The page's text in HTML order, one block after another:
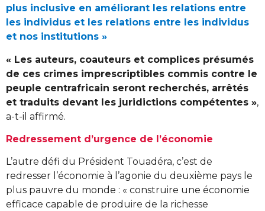
plus inclusive en améliorant les relations entre
les individus et les relations entre les individus
et nos institutions »
« Les auteurs, coauteurs et complices présumés
de ces crimes imprescriptibles commis contre le
peuple centrafricain seront recherchés, arrêtés
et traduits devant les juridictions compétentes »,
a-t-il affirmé.
Redressement d’urgence de l’économie
L’autre défi du Président Touadéra, c’est de
redresser l’économie à l’agonie du deuxième pays le
plus pauvre du monde : « construire une économie
efficace capable de produire de la richesse